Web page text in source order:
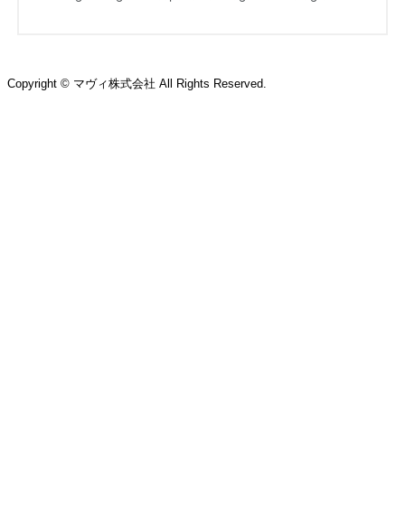
Copyright © マヴィ株式会社 All Rights Reserved.